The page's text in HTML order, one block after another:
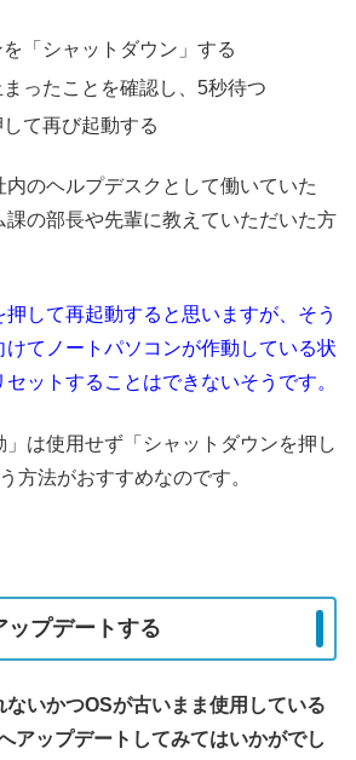
「シャットダウン」する
ったことを確認し、5秒待つ
て再び起動する
内のヘルプデスクとして働いていた
課の部長や先輩に教えていただいた方
して再起動すると思いますが、そう
てノートパソコンが作動している状
ットすることはできないそうです。
は使用せず「シャットダウンを押し
方法がおすすめなのです。
ップデートする
いかつOSが古いまま使用している
アップデートしてみてはいかがでし